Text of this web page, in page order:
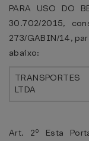
PARA USO DO
30.702/2015,
273/GABIN/14,
abaixo:
LTDA
Art. 2º Esta